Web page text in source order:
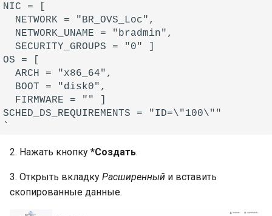
NIC = [
  NETWORK = "BR_OVS_Loc",
  NETWORK_UNAME = "bradmin",
  SECURITY_GROUPS = "0" ]
OS = [
  ARCH = "x86_64",
  BOOT = "disk0",
  FIRMWARE = "" ]
SCHED_DS_REQUIREMENTS = "ID=\"100\""
2. Нажать кнопку *Создать.
3. Открыть вкладку Расширенный и вставить
скопированные данные.